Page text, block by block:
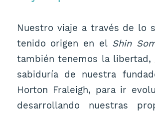
Nuestro viaje a través de lo
tenido origen en el Shin
también tenemos la libertad,
sabiduría de nuestra
Horton Fraleigh, para ir
desarrollando nuestras